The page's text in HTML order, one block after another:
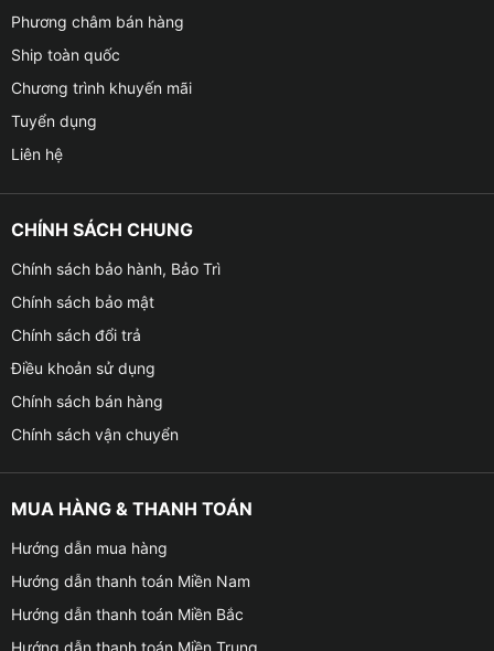
Phương châm bán hàng
Ship toàn quốc
Chương trình khuyến mãi
Tuyển dụng
Liên hệ
CHÍNH SÁCH CHUNG
Chính sách bảo hành, Bảo Trì
Chính sách bảo mật
Chính sách đổi trả
Điều khoản sử dụng
Chính sách bán hàng
Chính sách vận chuyển
MUA HÀNG & THANH TOÁN
Hướng dẫn mua hàng
Hướng dẫn thanh toán Miền Nam
Hướng dẫn thanh toán Miền Bắc